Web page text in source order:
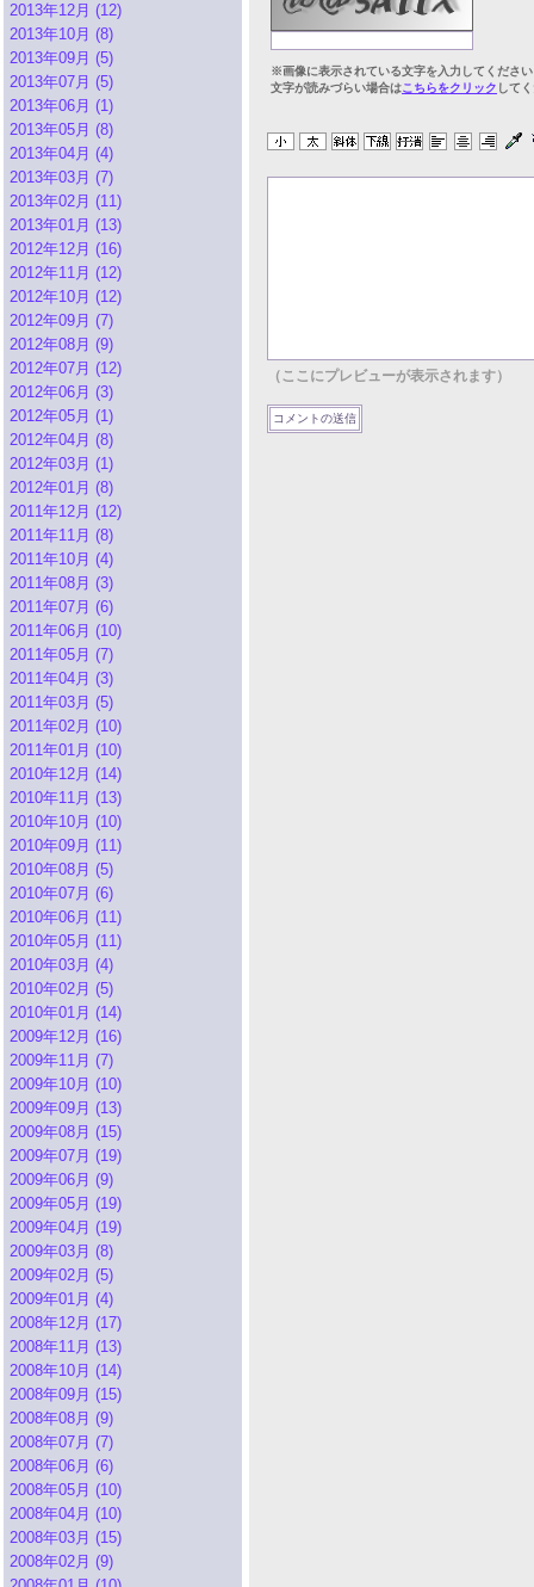
2013年12月 (12)
2013年10月 (8)
2013年09月 (5)
2013年07月 (5)
2013年06月 (1)
2013年05月 (8)
2013年04月 (4)
2013年03月 (7)
2013年02月 (11)
2013年01月 (13)
2012年12月 (16)
2012年11月 (12)
2012年10月 (12)
2012年09月 (7)
2012年08月 (9)
2012年07月 (12)
2012年06月 (3)
2012年05月 (1)
2012年04月 (8)
2012年03月 (1)
2012年01月 (8)
2011年12月 (12)
2011年11月 (8)
2011年10月 (4)
2011年08月 (3)
2011年07月 (6)
2011年06月 (10)
2011年05月 (7)
2011年04月 (3)
2011年03月 (5)
2011年02月 (10)
2011年01月 (10)
2010年12月 (14)
2010年11月 (13)
2010年10月 (10)
2010年09月 (11)
2010年08月 (5)
2010年07月 (6)
2010年06月 (11)
2010年05月 (11)
2010年03月 (4)
2010年02月 (5)
2010年01月 (14)
2009年12月 (16)
2009年11月 (7)
2009年10月 (10)
2009年09月 (13)
2009年08月 (15)
2009年07月 (19)
2009年06月 (9)
2009年05月 (19)
2009年04月 (19)
2009年03月 (8)
2009年02月 (5)
2009年01月 (4)
2008年12月 (17)
2008年11月 (13)
2008年10月 (14)
2008年09月 (15)
2008年08月 (9)
2008年07月 (7)
2008年06月 (6)
2008年05月 (10)
2008年04月 (10)
2008年03月 (15)
2008年02月 (9)
※画像に表示されている文字を入力してくださ
文字が読みづらい場合はこちらをクリック して
（ここにプレビューが表示されます）